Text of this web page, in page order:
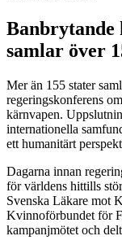
Banbrytande
samlar över
Mer än 155 stater
regeringskonferens
kärnvapen.
internationella
ett humanitärt
Dagarna innan
för världens hittills
Svenska Läkare mot
Kvinnoförbundet för
kampanjmötet och